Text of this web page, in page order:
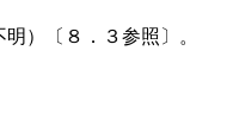
）〔８．３参照〕。